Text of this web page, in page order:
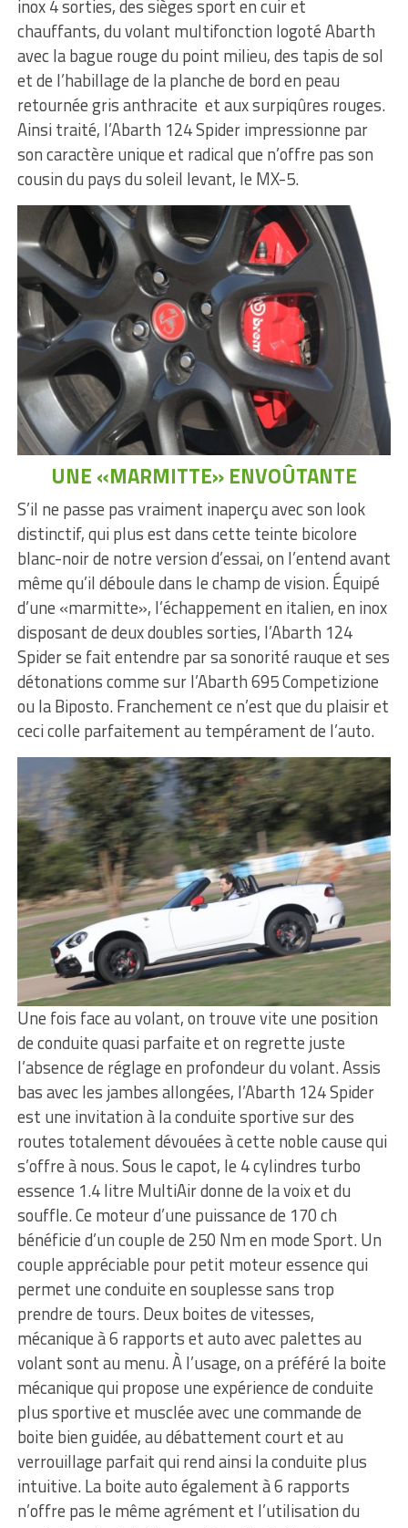
inox 4 sorties, des sièges sport en cuir et
chauffants, du volant multifonction logoté Abarth
avec la bague rouge du point milieu, des tapis de sol
et de l’habillage de la planche de bord en peau
retournée gris anthracite et aux surpiqûres rouges.
Ainsi traité, l’Abarth 124 Spider impressionne par
son caractère unique et radical que n’offre pas son
cousin du pays du soleil levant, le MX-5.
UNE «MARMITTE» ENVOÛTANTE
S’il ne passe pas vraiment inaperçu avec son look
distinctif, qui plus est dans cette teinte bicolore
blanc-noir de notre version d’essai, on l’entend avant
même qu’il déboule dans le champ de vision. Équipé
d’une «marmitte», l’échappement en italien, en inox
disposant de deux doubles sorties, l’Abarth 124
Spider se fait entendre par sa sonorité rauque et ses
détonations comme sur l’Abarth 695 Competizione
ou la Biposto. Franchement ce n’est que du plaisir et
ceci colle parfaitement au tempérament de l’auto.
Une fois face au volant, on trouve vite une position
de conduite quasi parfaite et on regrette juste
l’absence de réglage en profondeur du volant. Assis
bas avec les jambes allongées, l’Abarth 124 Spider
est une invitation à la conduite sportive sur des
routes totalement dévouées à cette noble cause qui
s’offre à nous. Sous le capot, le 4 cylindres turbo
essence 1.4 litre MultiAir donne de la voix et du
souffle. Ce moteur d’une puissance de 170 ch
bénéficie d’un couple de 250 Nm en mode Sport. Un
couple appréciable pour petit moteur essence qui
permet une conduite en souplesse sans trop
prendre de tours. Deux boites de vitesses,
mécanique à 6 rapports et auto avec palettes au
volant sont au menu. À l’usage, on a préféré la boite
mécanique qui propose une expérience de conduite
plus sportive et musclée avec une commande de
boite bien guidée, au débattement court et au
verrouillage parfait qui rend ainsi la conduite plus
intuitive. La boite auto également à 6 rapports
n’offre pas le même agrément et l’utilisation du